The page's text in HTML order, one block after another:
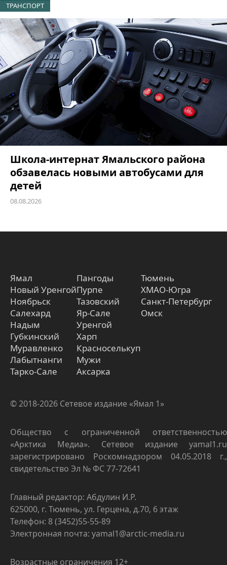
ТРАНСПОРТ
Школа-интернат Ямальского района
обзавелась новыми автобусами для
детей
08.08.2026
Ямал
Новый Уренгой
Ноябрьск
Салехард
Надым
Губкинский
Муравленко
Лабытнанги
Тарко-Сале
Пангоды
Пурпе
Тазовский
Яр-Сале
Уренгой
Харп
Красноселькуп
Мужи
Аксарка
Тюмень
ХМАО-Югра
Санкт-Петербург
Омск
© 2018-2026 Сетевое издание «Ямал 1»
Общество с ограниченной ответственностью
«Арктика Медиа». Сетевое издание yamal1.ru
зарегистрировано Роскомнадзором 04.05.2018 г.,
свидетельство Эл № ФС 77-72641
Главный редактор: Абдулин И.Р.
625000, г. Тюмень, ул. Герцена, д.70, 6 этаж
Телефон: 8 (3452)55-55-89
Электронная почта: yamal1@arctic-media.ru
Возрастные ограничения 12+